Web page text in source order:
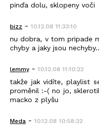
pinďa dolu, sklopeny voči
bizz - 10.12.08 11:33:10
nu dobra, v tom pripade
chyby a jaky jsou
lemmy - 10.12.08 11:10:22
takže jak vidíte, playlist
proměnil :-( no jo,
macko z plyšu
Meda - 10.12.08 10:58:32